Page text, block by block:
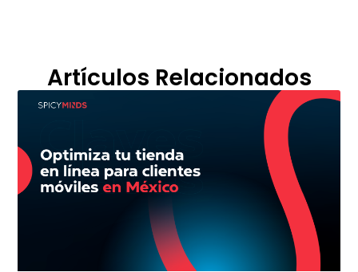
Artículos Relacionados